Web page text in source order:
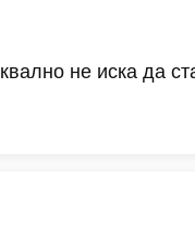
не иска да